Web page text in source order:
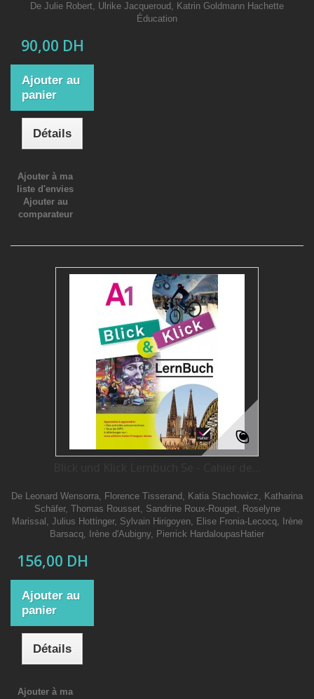
De Julie Robert, Ulrike Jacqueroud, Katrin Goldmann Hachette
Éducation
90,00 DH
Ajouter au
panier
Détails
Ajouter à ma
liste d'envies
Ajouter au
comparateur
De Leonard Wensorra, Florence Tisserand, Katia Stachowicz, Katharina
Schäfer, Thomas Rousset, Sandrine Roux-Rouget, Roselyne
Marissal, Julius Hottinger, Sylvain Hirigoyen, Elise Fronia-Lecocq, Irène
Barsacq, Irène d'Aubigny, Pierrick HardaloupasHatier
156,00 DH
Ajouter au
panier
Détails
Ajouter à ma